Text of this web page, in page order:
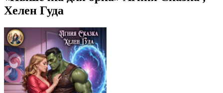
Хелен Гуда